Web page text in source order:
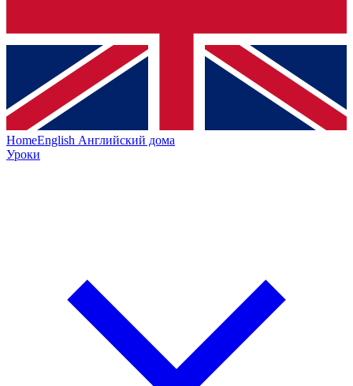
HomeEnglish Английский дома
Уроки